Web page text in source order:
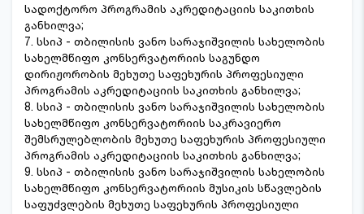
სადოქტორო პროგრამის აკრედიტაციის საკითხის
განხილვა;
7. სსიპ - თბილისის ვანო სარაჯიშვილის სახელობის
სახელმწიფო კონსერვატორიის საგუნდო
დირიჟორობის მეხუთე საფეხურის პროფესიული
პროგრამის აკრედიტაციის საკითხის განხილვა;
8. სსიპ - თბილისის ვანო სარაჯიშვილის სახელობის
სახელმწიფო კონსერვატორიის საკრავიერო
შემსრულებლობის მეხუთე საფეხურის პროფესიული
პროგრამის აკრედიტაციის საკითხის განხილვა;
9. სსიპ - თბილისის ვანო სარაჯიშვილის სახელობის
სახელმწიფო კონსერვატორიის მუსიკის სწავლების
საფუძვლების მეხუთე საფეხურის პროფესიული